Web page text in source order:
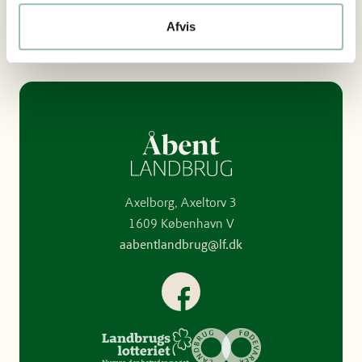
Afvis
Axelborg, Axeltorv 3
1609 København V
aabentlandbrug@lf.dk